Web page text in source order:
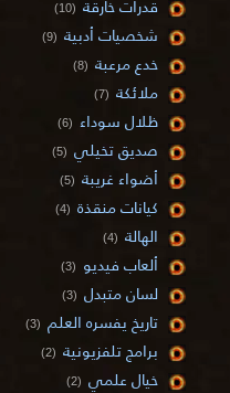
قدرات خارقة (10)
شخصيات أدبية (9)
خدع مرعبة (8)
ملائكة (7)
ظلال سوداء (6)
صديق تخيلي (5)
أضواء غريبة (5)
كيانات منقذة (4)
الهالة (4)
ألعاب فيديو (3)
لسان متبدل (3)
تاريخ يفسره العلم (3)
برامج تلفزيونية (2)
خيال علمي (2)